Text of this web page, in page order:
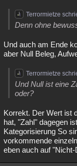
Terrormietze
Denn ohne
Und auch am Ende
aber Null Beleg,
Terrormietze
Und Null ist eine
oder?
Korrekt. Der Wert ist
hat, "Zahl" dagegen
Kategorisierung So
vorkommende
eben auch auf